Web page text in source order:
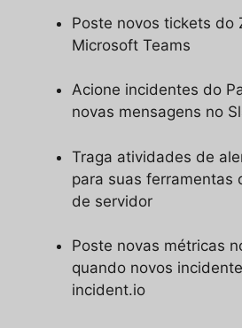
Poste novos tickets do
Microsoft Teams
Acione incidentes do
novas mensagens no
Traga atividades de
para suas ferramentas
de servidor
Poste novas métricas
quando novos
incident.io